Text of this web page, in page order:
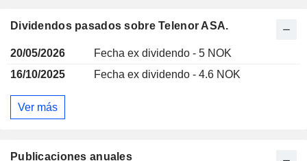
Dividendos pasados sobre Telenor ASA.
20/05/2026
Fecha ex dividendo - 5 NOK
16/10/2025
Fecha ex dividendo - 4.6 NOK
Ver más
Publicaciones anuales